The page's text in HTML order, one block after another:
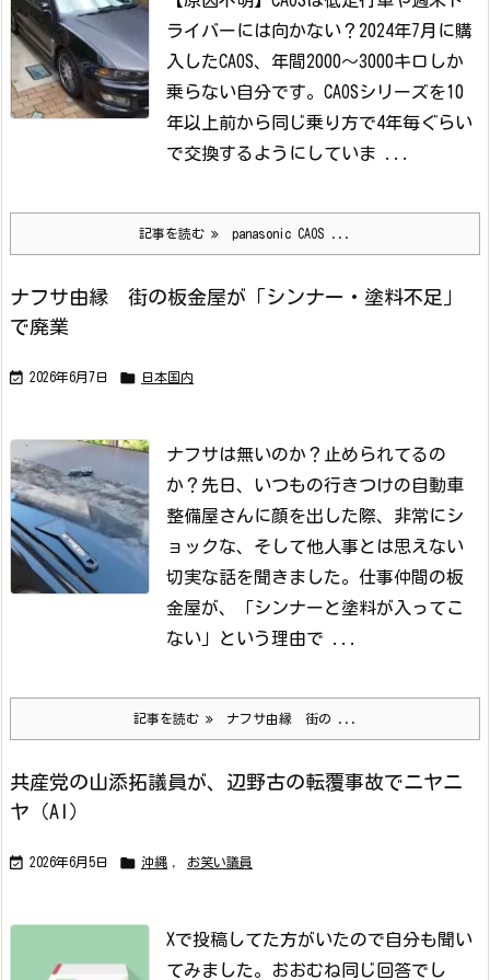
ライバーには向かない？ 2024年7月に購
入したCAOS、年間2000～3000キロしか
乗らない自分です。 CAOSシリーズを10
年以上前から同じ乗り方で4年毎ぐらい
で交換するようにしていま ...
記事を読む panasonic CAOS ...
ナフサ由縁 街の板金屋が「シンナー・塗料不足」
で廃業
 2026年6月7日  日本国内
ナフサは無いのか？止められてるの
か？ 先日、いつもの行きつけの自動車
整備屋さんに顔を出した際、非常にシ
ョックな、そして他人事とは思えない
切実な話を聞きました。 仕事仲間の板
金屋が、「シンナーと塗料が入ってこ
ない」という理由で ...
記事を読む ナフサ由縁 街の ...
共産党の山添拓議員が、辺野古の転覆事故でニヤニ
ヤ（AI）
 2026年6月5日  沖縄 お笑い議員
Xで投稿してた方がいたので自分も聞い
てみました。おおむね同じ回答でし